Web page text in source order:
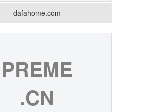
dafahome.com
PREME
.CN